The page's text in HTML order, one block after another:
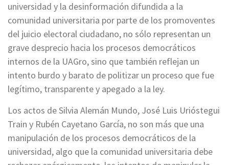
universidad y la desinformación difundida a la
comunidad universitaria por parte de los promoventes
del juicio electoral ciudadano, no sólo representan un
grave desprecio hacia los procesos democráticos
internos de la UAGro, sino que también reflejan un
intento burdo y barato de politizar un proceso que fue
legítimo, transparente y apegado a la ley.
Los actos de Silvia Alemán Mundo, José Luis Urióstegui
Train y Rubén Cayetano García, no son más que una
manipulación de los procesos democráticos de la
universidad, algo que la comunidad universitaria debe